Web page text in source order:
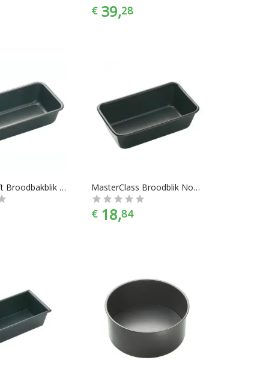
€ 39,28
Kitchen Craft Broodbakblik - 28 cm MasterClass Broodblik Non-Stick 23cm
€ 18,84